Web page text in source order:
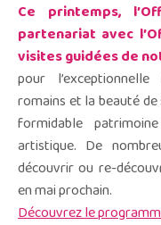
Ce printemps,
partenariat avec
visites guidées de
pour
romains et la beauté
formidable
artistique. De
découvrir ou re-
en mai prochain.
Découvrez le